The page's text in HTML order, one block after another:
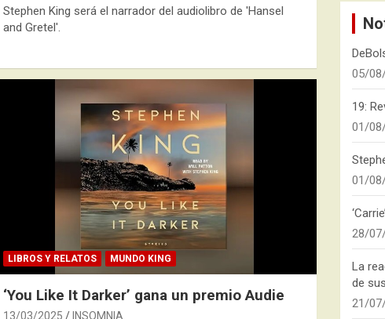
Stephen King será el narrador del audiolibro de 'Hansel
and Gretel'.
LIBROS Y RELATOS MUNDO KING
‘You Like It Darker’ gana un premio Audie
13/03/2025 INSOMNIA
05/
19:
01/
01/
28/
La
de
21/